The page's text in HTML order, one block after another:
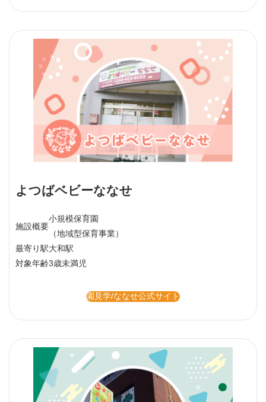
よつばベビーななせ
施設概要
小規模保育園
（地域型保育事業）
最寄り駅大和駅
対象年齢3歳未満児
園見学/ななせ公式サイト